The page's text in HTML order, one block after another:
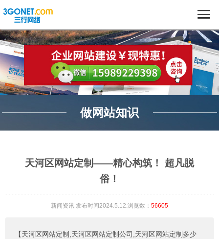
做网站知识
天河区网站定制——精心构筑！ 超凡脱
俗！
新闻资讯 发布时间2024.5.12.浏览数： 56605
【天河区网站定制,天河区网站定制公司,天河区网站定制多少